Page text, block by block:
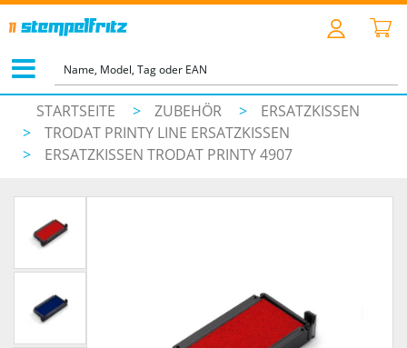
STARTSEITE > ZUBEHÖR >
ERSATZKISSEN
>
TRODAT PRINTY LINE ERSATZKISSEN
>
ERSATZKISSEN TRODAT PRINTY 4907